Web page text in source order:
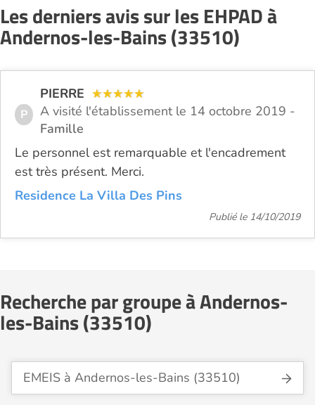
Les derniers avis sur les EHPAD à
Andernos-les-Bains (33510)
P
PIERRE
A visité l'établissement le 14 octobre 2019 -
Famille
Le personnel est remarquable et l'encadrement
est très présent. Merci.
Residence La Villa Des Pins
Publié le 14/10/2019
Recherche par groupe à Andernos-
les-Bains (33510)
EMEIS à Andernos-les-Bains (33510)